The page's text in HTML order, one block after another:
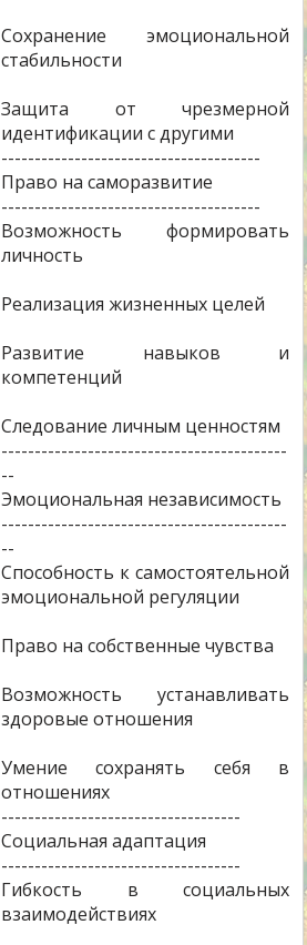
Сохранение эмоциональной
стабильности
Защита от чрезмерной
идентификации с другими
---------------------------------------
Право на саморазвитие
---------------------------------------
Возможность формировать
личность
Реализация жизненных целей
Развитие навыков и
компетенций
Следование личным ценностям
-------------------------------------------
--
Эмоциональная независимость
-------------------------------------------
--
Способность к самостоятельной
эмоциональной регуляции
Право на собственные чувства
Возможность устанавливать
здоровые отношения
Умение сохранять себя в
отношениях
------------------------------------
Социальная адаптация
------------------------------------
Гибкость в социальных
взаимодействиях